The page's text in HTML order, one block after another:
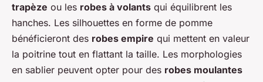
trapèze ou les robes à volants qui équilibrent les
hanches. Les silhouettes en forme de pomme
bénéficieront des robes empire qui mettent en valeur
la poitrine tout en flattant la taille. Les morphologies
en sablier peuvent opter pour des robes moulantes